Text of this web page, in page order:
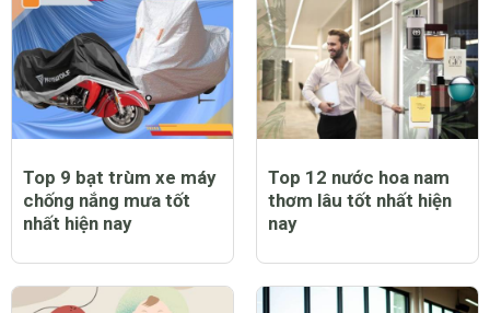
Top 9 bạt trùm xe máy
chống nắng mưa tốt
nhất hiện nay
Top 12 nước hoa nam
thơm lâu tốt nhất hiện
nay